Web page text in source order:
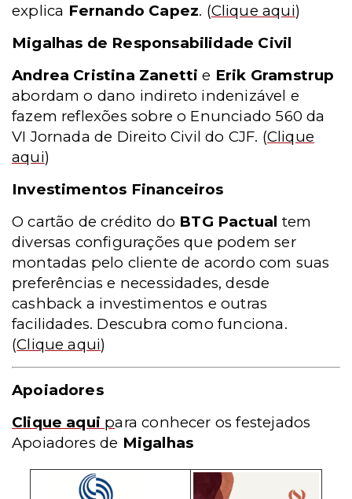
explica Fernando Capez. (Clique aqui)
Migalhas de Responsabilidade Civil
Andrea Cristina Zanetti e Erik Gramstrup
abordam o dano indireto indenizável e
fazem reflexões sobre o Enunciado 560 da
VI Jornada de Direito Civil do CJF. (Clique
aqui)
Investimentos Financeiros
O cartão de crédito do BTG Pactual tem
diversas configurações que podem ser
montadas pelo cliente de acordo com suas
preferências e necessidades, desde
cashback a investimentos e outras
facilidades. Descubra como funciona.
(Clique aqui)
Apoiadores
Clique aqui para conhecer os festejados
Apoiadores de Migalhas